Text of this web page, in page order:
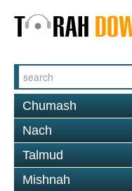
Chumash
Nach
Talmud
Mishnah